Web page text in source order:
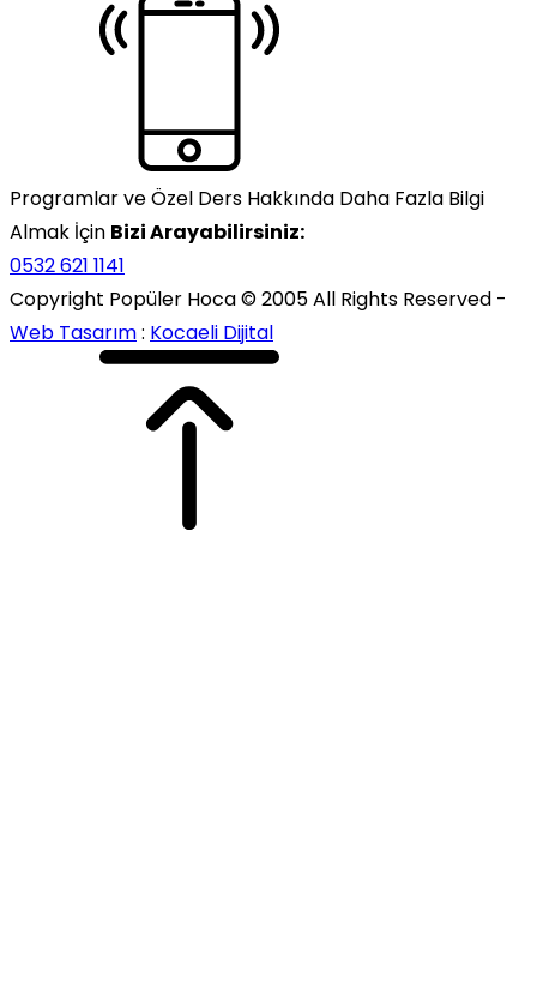
Programlar ve Özel Ders Hakkında Daha Fazla Bilgi
Almak İçin Bizi Arayabilirsiniz:
0532 621 1141
Copyright Popüler Hoca © 2005 All Rights Reserved -
Web Tasarım: Kocaeli Dijital